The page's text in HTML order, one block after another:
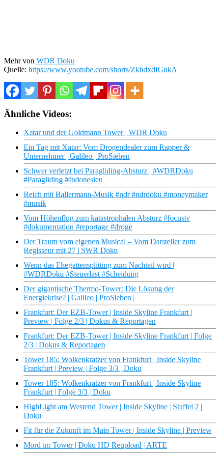
Mehr von WDR Doku
Quelle: https://www.youtube.com/shorts/ZkhdxdIGukA
Ähnliche Videos:
Xatar und der Goldmann Tower | WDR Doku
Ein Tag mit Xatar: Vom Drogendealer zum Rapper &
Unternehmer | Galileo | ProSieben
Schwer verletzt bei Paragliding-Absturz | #WDRDoku
#Paragliding #Indonesien
Reich mit Ballermann-Musik #ndr #ndrdoku #moneymaker
#musik
Vom Höhenflug zum katastrophalen Absturz #focustv
#dokumentation #reportage #droge
Der Traum vom eigenen Musical – Vom Darsteller zum
Regisseur mit 27 | SWR Doku
Wenn das Ehegattensplitting zum Nachteil wird |
#WDRDoku #Steuerlast #Scheidung
Der gigantische Thermo-Tower: Die Lösung der
Energiekrise? | Galileo | ProSieben |
Frankfurt: Der EZB-Tower | Inside Skyline Frankfurt |
Preview | Folge 2/3 | Dokus & Reportagen
Frankfurt: Der EZB-Tower | Inside Skyline Frankfurt | Folge
2/3 | Dokus & Reportagen
Tower 185: Wolkenkratzer von Frankfurt | Inside Skyline
Frankfurt | Preview | Folge 3/3 | Doku
Tower 185: Wolkenkratzer von Frankfurt | Inside Skyline
Frankfurt | Folge 3/3 | Doku
HighLight am Westend Tower | Inside Skyline | Staffel 2 |
Doku
Fit für die Zukunft im Main Tower | Inside Skyline | Preview
Mord im Tower | Doku HD Reupload | ARTE